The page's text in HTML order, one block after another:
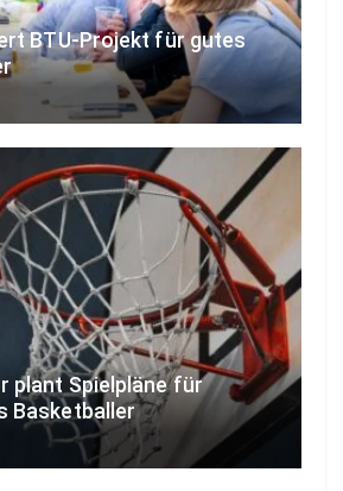
BTU-Projekt für gutes
plant Spielpläne für
Basketballer